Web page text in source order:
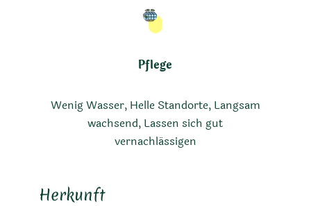
Pflege
Wenig Wasser, Helle Standorte, Langsam
wachsend, Lassen sich gut
vernachlässigen
Herkunft